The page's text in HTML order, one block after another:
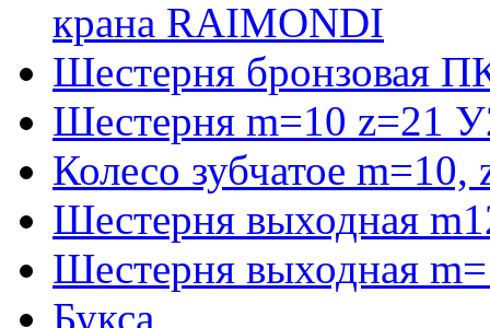
крана RAIMONDI
Шестерня бронзовая
Шестерня m=10 z=21
Колесо зубчатое
Шестерня выходная
Шестерня выходная
Букса